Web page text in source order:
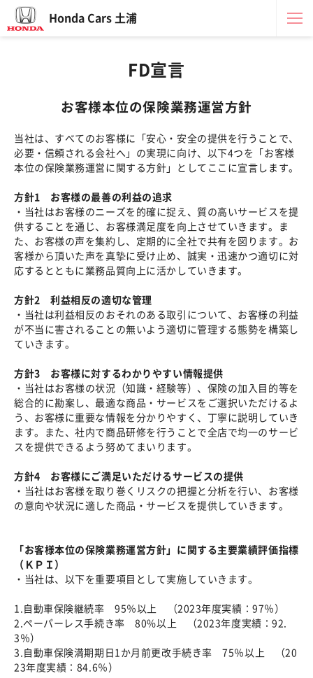
Honda Cars 土浦
FD宣言
お客様本位の保険業務運営方針
当社は、すべてのお客様に「安心・安全の提供を行うことで、
必要・信頼される会社へ」の実現に向け、以下4つを「お客様
本位の保険業務運営に関する方針」としてここに宣言します。
方針1 お客様の最善の利益の追求
・当社はお客様のニーズを的確に捉え、質の高いサービスを提
供することを通じ、お客様満足度を向上させていきます。ま
た、お客様の声を集約し、定期的に全社で共有を図ります。お
客様から頂いた声を真摯に受け止め、誠実・迅速かつ適切に対
応するとともに業務品質向上に活かしていきます。
方針2 利益相反の適切な管理
・当社は利益相反のおそれのある取引について、お客様の利益
が不当に害されることの無いよう適切に管理する態勢を構築し
ていきます。
方針3 お客様に対するわかりやすい情報提供
・当社はお客様の状況（知識・経験等）、保険の加入目的等を
総合的に勘案し、最適な商品・サービスをご選択いただけるよ
う、お客様に重要な情報を分かりやすく、丁寧に説明していき
ます。また、社内で商品研修を行うことで全店で均一のサービ
スを提供できるよう努めてまいります。
方針4 お客様にご満足いただけるサービスの提供
・当社はお客様を取り巻くリスクの把握と分析を行い、お客様
の意向や状況に適した商品・サービスを提供していきます。
「お客様本位の保険業務運営方針」に関する主要業績評価指標
（ＫＰＩ）
・当社は、以下を重要項目として実施していきます。
1.自動車保険継続率 95％以上 （2023年度実績：97％）
2.ペーパーレス手続き率 80%以上 （2023年度実績：92.
3％）
3.自動車保険満期期日1か月前更改手続き率 75％以上 （20
23年度実績：84.6％）